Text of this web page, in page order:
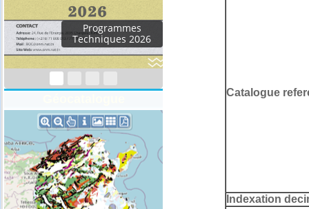
Programmes
Techniques 2026
Catalogue
Indexation